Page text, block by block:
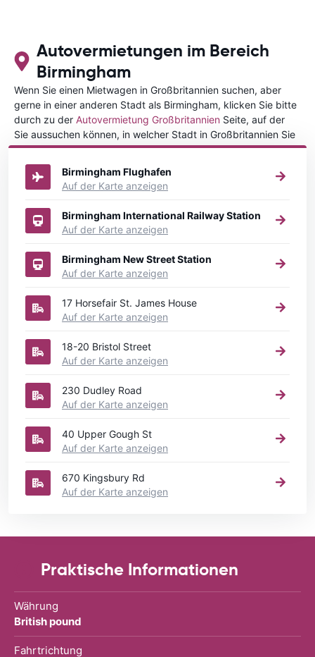
Autovermietungen im Bereich
Birmingham
Wenn Sie einen Mietwagen in Großbritannien suchen, aber
gerne in einer anderen Stadt als Birmingham, klicken Sie bitte
durch zu der Autovermietung Großbritannien Seite, auf der
Sie aussuchen können, in welcher Stadt in Großbritannien Sie
Ihr Fahrzeug mieten wollen.
Birmingham Flughafen
Auf der Karte anzeigen
Birmingham International Railway Station
Auf der Karte anzeigen
Birmingham New Street Station
Auf der Karte anzeigen
17 Horsefair St. James House
Auf der Karte anzeigen
18-20 Bristol Street
Auf der Karte anzeigen
230 Dudley Road
Auf der Karte anzeigen
40 Upper Gough St
Auf der Karte anzeigen
670 Kingsbury Rd
Auf der Karte anzeigen
Praktische Informationen
Währung
British pound
Fahrtrichtung